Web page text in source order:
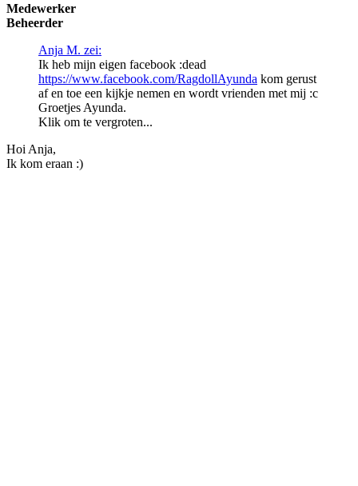
Medewerker
Beheerder
Anja M. zei:
Ik heb mijn eigen facebook :dead
https://www.facebook.com/RagdollAyunda kom gerust
af en toe een kijkje nemen en wordt vrienden met mij :c
Groetjes Ayunda.
Klik om te vergroten...
Hoi Anja,
Ik kom eraan :)